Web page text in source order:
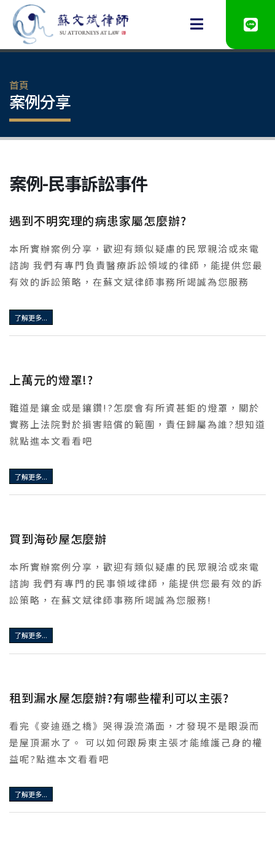
首頁
案例分享
案例-民事訴訟事件
遇到不明究理的病患家屬怎麼辦?
本所實辦案例分享，歡迎有類似疑慮的民眾親洽或來電
諮詢 我們有專門負責醫療訴訟領域的律師，能提供您最
有效的訴訟策略，在蘇文斌律師事務所竭誠為您服務
了解更多...
上萬元的燈罩!?
難道是鑲金或是鑲鑽!?怎麼會有所資甚鉅的燈罩，關於
實務上法院對於損害賠償的範圍，責任歸屬為誰?想知道
就點進本文看看吧
了解更多...
買到海砂屋怎麼辦
本所實辦案例分享，歡迎有類似疑慮的民眾親洽或來電
諮詢 我們有專門的民事領域律師，能提供您最有效的訴
訟策略，在蘇文斌律師事務所竭誠為您服務!
了解更多...
租到漏水屋怎麼辦?有哪些權利可以主張?
看完《麥迪遜之橋》哭得淚流滿面，才發現不是眼淚而
是屋頂漏水了。 可以如何跟房東主張才能維護己身的權
益呢?點進本文看看吧
了解更多...